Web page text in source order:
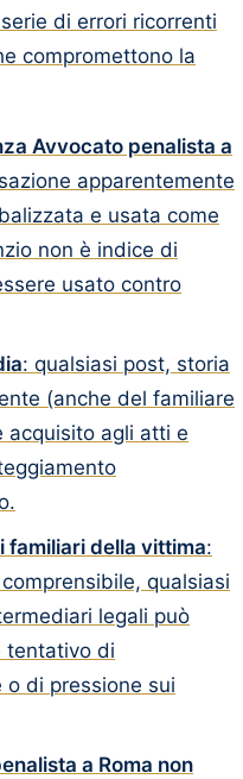
di errori ricorrenti
compromettono la
Avvocato penalista a
apparentemente
e usata come
non è indice di
usato contro
: qualsiasi post, storia
(anche del familiare
acquisito agli atti e
familiari della vittima:
qualsiasi
legali può
tentativo di
o di pressione sui
a Roma non